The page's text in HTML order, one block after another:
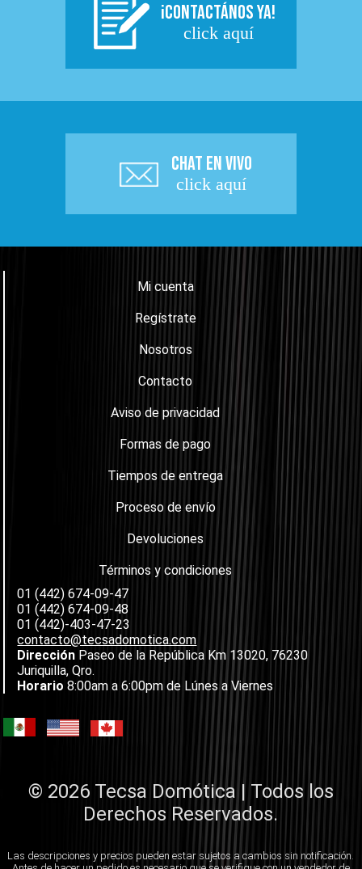
¡CONTACTÁNOS YA!
click aquí
CHAT EN VIVO
click aquí
Mi cuenta
Regístrate
Nosotros
Contacto
Aviso de privacidad
Formas de pago
Tiempos de entrega
Proceso de envío
Devoluciones
Términos y condiciones
01 (442) 674-09-47
01 (442) 674-09-48
01 (442)-403-47-23
contacto@tecsadomotica.com
Dirección Paseo de la República Km 13020, 76230
Juriquilla, Qro.
Horario 8:00am a 6:00pm de Lúnes a Viernes
© 2026 Tecsa Domótica | Todos los
Derechos Reservados.
Las descripciones y precios pueden estar sujetos a cambios sin notificación.